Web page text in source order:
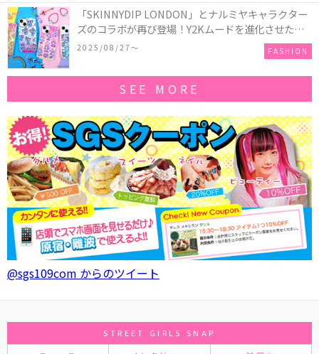
「SKINNYDIP LONDON」とナルミヤキャラクター
ズのコラボが再び登場！Y2Kムードを進化させた新
作コレクションを発売♪
2025/08/27〜 FASHION
SEE MORE
@sgs109com からのツイート
STREET GIRLS SNAP